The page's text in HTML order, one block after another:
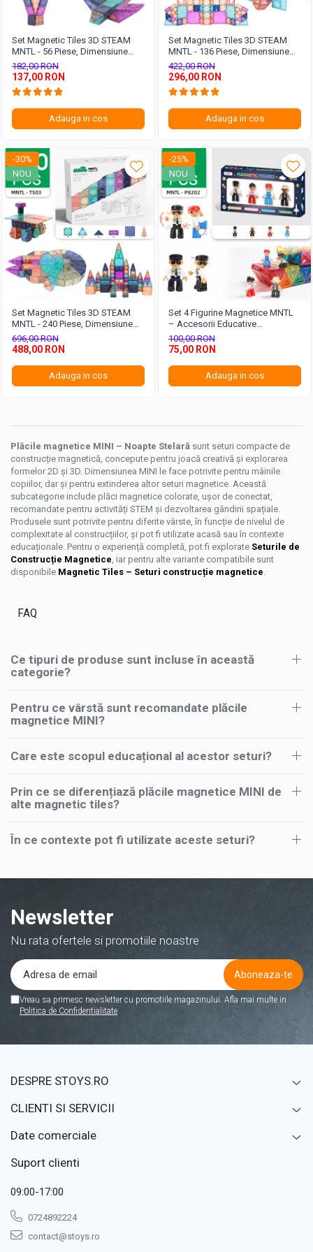
Set Magnetic Tiles 3D STEAM
MNTL - 56 Piese, Dimensiune
Mini (5 cm) - Noapte Stelara
pentru Construcții
182,00 RON
137,00 RON
Adauga in cos
Set Magnetic Tiles 3D STEAM
MNTL - 136 Piese, Dimensiune
Mini (5 cm) - Noapte Stelară
pentru Construcții
422,00 RON
296,00 RON
Adauga in cos
-30%
NOU
Set Magnetic Tiles 3D STEAM
MNTL - 240 Piese, Dimensiune
Mini (5 cm) - Noapte Stelară
pentru Construcții
696,00 RON
488,00 RON
Adauga in cos
-25%
NOU
Set 4 Figurine Magnetice MNTL
– Accesorii Educative
Compatibile cu Seturi Magnetice
de Construit
100,00 RON
75,00 RON
Adauga in cos
Plăcile magnetice MINI – Noapte Stelară sunt seturi compacte de
construcție magnetică, concepute pentru joacă creativă și explorarea
formelor 2D și 3D. Dimensiunea MINI le face potrivite pentru mâinile
copiilor, dar și pentru extinderea altor seturi magnetice. Această
subcategorie include plăci magnetice colorate, ușor de conectat,
recomandate pentru activități STEM și dezvoltarea gândirii spațiale.
Produsele sunt potrivite pentru diferite vârste, în funcție de nivelul de
complexitate al construcțiilor, și pot fi utilizate acasă sau în contexte
educaționale. Pentru o experiență completă, pot fi explorate Seturile de
Construcție Magnetice, iar pentru alte variante compatibile sunt
disponibile Magnetic Tiles – Seturi construcție magnetice.
FAQ
Ce tipuri de produse sunt incluse în această
categorie?
Pentru ce vârstă sunt recomandate plăcile
magnetice MINI?
Care este scopul educațional al acestor seturi?
Prin ce se diferențiază plăcile magnetice MINI de
alte magnetic tiles?
În ce contexte pot fi utilizate aceste seturi?
Newsletter
Nu rata ofertele si promotiile noastre
Vreau sa primesc newsletter cu promotiile magazinului. Afla mai multe in
Politica de Confidentialitate
DESPRE STOYS.RO
CLIENTI SI SERVICII
Date comerciale
Suport clienti
09:00-17:00
0724892224
contact@stoys.ro